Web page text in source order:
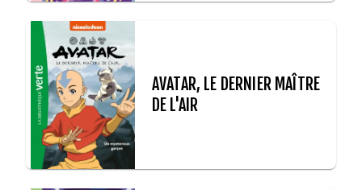
AVATAR, LE DERNIER MAÎTRE
DE L'AIR